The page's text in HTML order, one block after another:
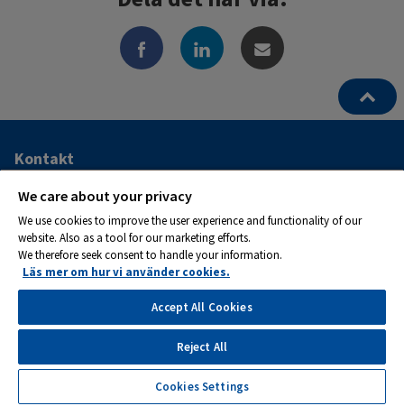
Ytterligare
information
och
kontaktuppgifter
Kontakt
ATS Kraftservice AB
Postadress:
Box 1282
262 24 Ängelholm
Tel 0581-133 20
We care about your privacy
We use cookies to improve the user experience and functionality of our
website. Also as a tool for our marketing efforts.
We therefore seek consent to handle your information.
Läs mer om hur vi använder cookies.
Accept All Cookies
Reject All
Cookies Settings